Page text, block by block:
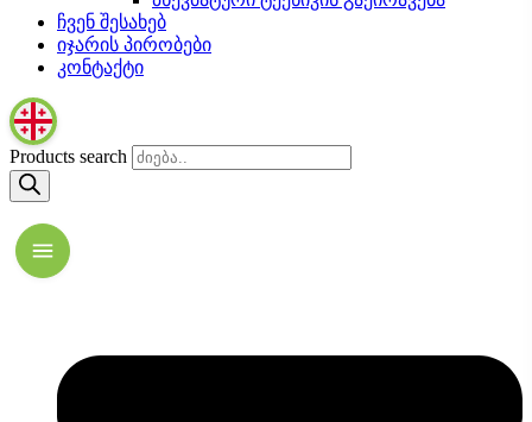
ჩვენ შესახებ
იჯარის პირობები
კონტაქტი
Products search